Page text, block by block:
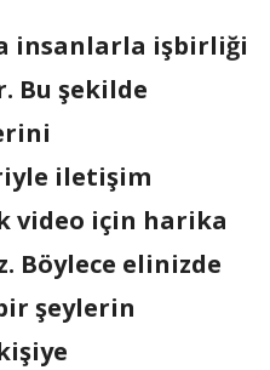
insanlarla işbirliği
Bu şekilde
iletişim
video için harika
elinizde
şeylerin